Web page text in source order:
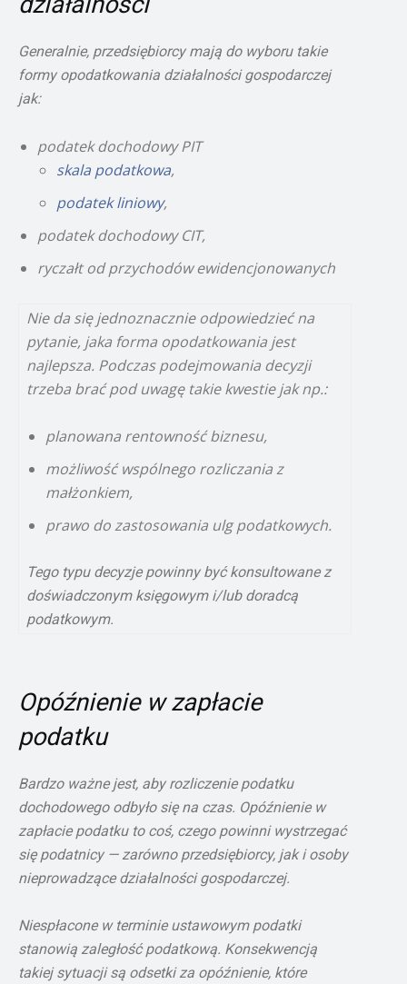
Generalnie, przedsiębiorcy mają do wyboru takie
formy opodatkowania działalności gospodarczej
jak:
podatek dochodowy PIT
skala podatkowa,
podatek liniowy,
podatek dochodowy CIT,
ryczałt od przychodów ewidencjonowanych
Nie da się jednoznacznie odpowiedzieć na
pytanie, jaka forma opodatkowania jest
najlepsza. Podczas podejmowania decyzji
trzeba brać pod uwagę takie kwestie jak np.:
planowana rentowność biznesu,
możliwość wspólnego rozliczania z
małżonkiem,
prawo do zastosowania ulg podatkowych.
Tego typu decyzje powinny być konsultowane z
doświadczonym księgowym i/lub doradcą
podatkowym.
Opóźnienie w zapłacie
podatku
Bardzo ważne jest, aby rozliczenie podatku
dochodowego odbyło się na czas. Opóźnienie w
zapłacie podatku to coś, czego powinni wystrzegać
się podatnicy — zarówno przedsiębiorcy, jak i osoby
nieprowadzące działalności gospodarczej.
Niespłacone w terminie ustawowym podatki
stanowią zaległość podatkową. Konsekwencją
takiej sytuacji są odsetki za opóźnienie, które